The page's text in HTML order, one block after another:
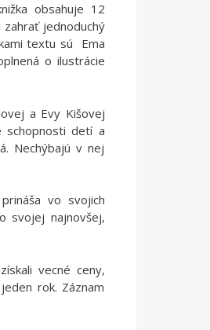
obsahuje 12
jednoduchý
textu sú Ema
o ilustrácie
a Evy Kišovej
schopnosti detí a
Nechýbajú v nej
vo svojich
svojej najnovšej,
vecné ceny,
rok. Záznam